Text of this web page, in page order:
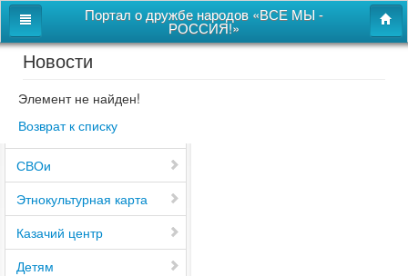
Портал о дружбе народов «ВСЕ МЫ -
РОССИЯ!»
Главная
Дом дружбы народов
Новости
СВОи
Этнокультурная карта
Казачий центр
Детям
Новости
Элемент не найден!
Возврат к списку